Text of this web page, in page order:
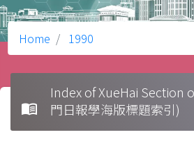
Home 1990
menu_book
Index of XueHai Section
門日報學海版標題索引)